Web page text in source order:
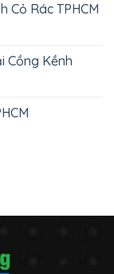
Cỏ Rác TPHCM
Cồng Kềnh